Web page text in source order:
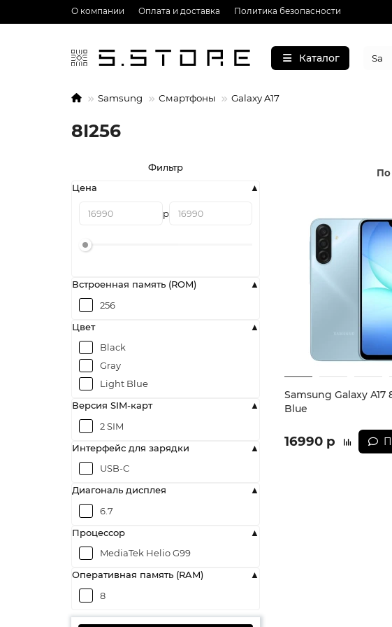
О компании Оплата и доставка Политика безопасности
Каталог
Samsung Смартфоны Galaxy A17
8I256
Фильтр
Цена
р
Встроенная память (ROM)
256
Цвет
Black
Gray
Light Blue
Версия SIM-карт
2 SIM
Интерфейс для зарядки
USB-C
Диагональ дисплея
6.7
Процессор
MediaTek Helio G99
Оперативная память (RAM)
8
Samsung Galaxy A17
Blue
16990 р